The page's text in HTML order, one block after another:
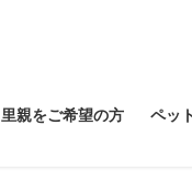
里親をご希望の方 ペッ